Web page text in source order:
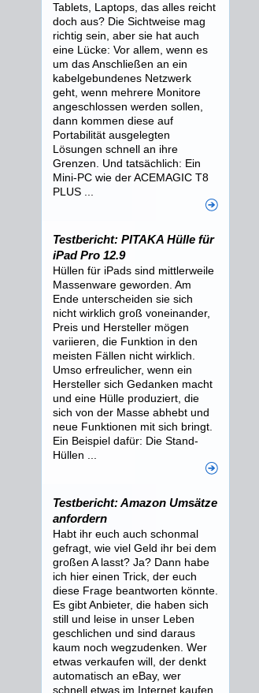
Tablets, Laptops, das alles reicht
doch aus? Die Sichtweise mag
richtig sein, aber sie hat auch
eine Lücke: Vor allem, wenn es
um das Anschließen an ein
kabelgebundenes Netzwerk
geht, wenn mehrere Monitore
angeschlossen werden sollen,
dann kommen diese auf
Portabilität ausgelegten
Lösungen schnell an ihre
Grenzen. Und tatsächlich: Ein
Mini-PC wie der ACEMAGIC T8
PLUS ...
Testbericht: PITAKA Hülle für
iPad Pro 12.9
Hüllen für iPads sind mittlerweile
Massenware geworden. Am
Ende unterscheiden sie sich
nicht wirklich groß voneinander,
Preis und Hersteller mögen
variieren, die Funktion in den
meisten Fällen nicht wirklich.
Umso erfreulicher, wenn ein
Hersteller sich Gedanken macht
und eine Hülle produziert, die
sich von der Masse abhebt und
neue Funktionen mit sich bringt.
Ein Beispiel dafür: Die Stand-
Hüllen ...
Testbericht: Amazon Umsätze
anfordern
Habt ihr euch auch schonmal
gefragt, wie viel Geld ihr bei dem
großen A lasst? Ja? Dann habe
ich hier einen Trick, der euch
diese Frage beantworten könnte.
Es gibt Anbieter, die haben sich
still und leise in unser Leben
geschlichen und sind daraus
kaum noch wegzudenken. Wer
etwas verkaufen will, der denkt
automatisch an eBay, wer
schnell etwas im Internet kaufen